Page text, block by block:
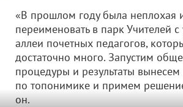
«В прошлом году была неплохая
переименовать в парк Учителей с
аллеи почетных педагогов,
достаточно много. Запустим
процедуры и результаты
по топонимике и примем
он.